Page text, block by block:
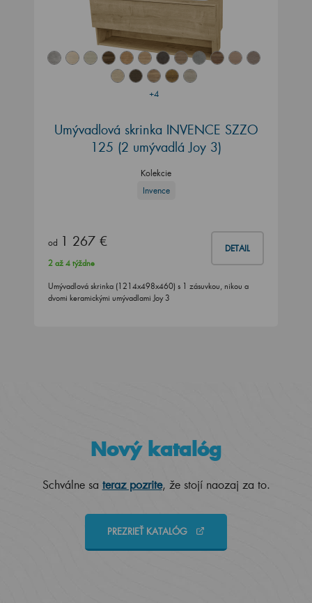
+4
Umývadlová skrinka INVENCE SZZO
125 (2 umývadlá Joy 3)
Kolekcie
Invence
od 1 267 € DETAIL
2 až 4 týždne
Umývadlová skrinka (1214x498x460) s 1 zásuvkou, nikou a
dvomi keramickými umývadlami Joy 3
Nový katalóg
Schválne sa teraz pozrite, že stojí naozaj za to.
PREZRIEŤ KATALÓG